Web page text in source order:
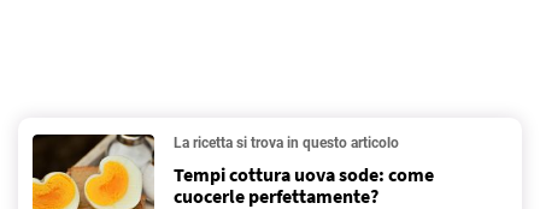
La ricetta si trova in questo articolo
Tempi cottura uova sode: come
cuocerle perfettamente?